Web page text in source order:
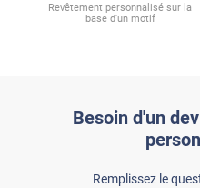
Revêtement personnalisé sur la
base d'un motif
Besoin d'un
Remplissez le